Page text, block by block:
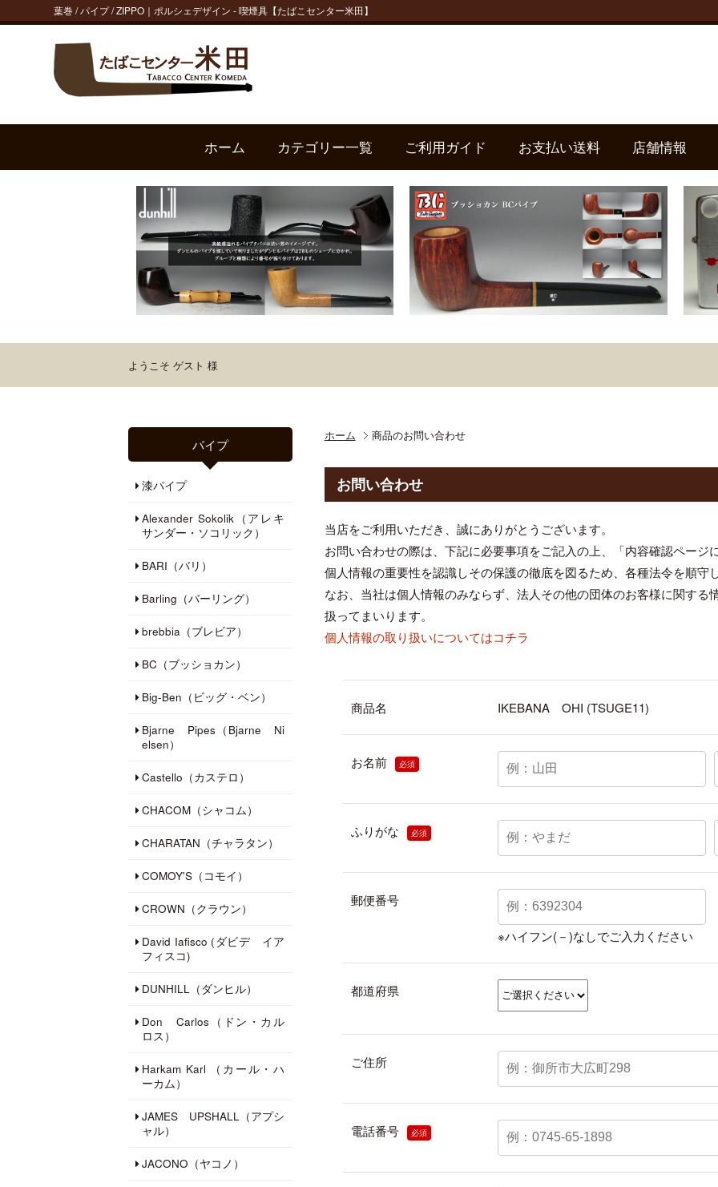
葉巻 / パイプ / ZIPPO｜ポルシェデザイン - 喫煙具【たばこセンター米田】
ホーム カテゴリー一覧 ご利用ガイド お支払い送料 店舗情報
ようこそ ゲスト 様
ホーム 商品のお問い合わせ
お問い合わせ
当店をご利用いただき、誠にありがとうございます。
お問い合わせの際は、下記に必要事項をご記入の上、「内容確認ページ
個人情報の重要性を認識しその保護の徹底を図るため、各種法令を順守
なお、当社は個人情報のみならず、法人その他の団体のお客様に関する
扱ってまいります。
個人情報の取り扱いについてはコチラ
商品名 IKEBANA OHI (TSUGE11)
お名前 必須
ふりがな 必須
郵便番号
※ハイフン(－)なしでご入力ください
都道府県
ご住所
電話番号 必須
パイプ
漆パイプ
Alexander Sokolik（アレキ
サンダー・ソコリック）
BARI（バリ）
Barling（バーリング）
brebbia（ブレビア）
BC（ブッショカン）
Big-Ben（ビッグ・ベン）
Bjarne Pipes（Bjarne Ni
elsen）
Castello（カステロ）
CHACOM（シャコム）
CHARATAN（チャラタン）
COMOY'S（コモイ）
CROWN（クラウン）
David Iafisco (ダビデ イア
フィスコ)
DUNHILL（ダンヒル）
Don Carlos（ドン・カル
ロス）
Harkam Karl （カール・ハ
ーカム）
JAMES UPSHALL（アプシ
ャル）
JACONO（ヤコノ）